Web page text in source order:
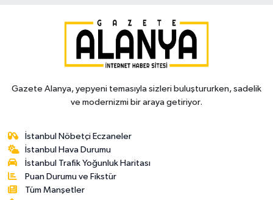
Gazete Alanya, yepyeni temasıyla sizleri buluştururken, sadelik
ve modernizmi bir araya getiriyor.
İstanbul Nöbetçi Eczaneler
İstanbul Hava Durumu
İstanbul Trafik Yoğunluk Haritası
Puan Durumu ve Fikstür
Tüm Manşetler